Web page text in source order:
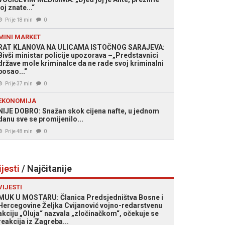
znate...“
Prije 18 min 0
MARKET
KLANOVA NA ULICAMA ISTOČNOG SARAJEVA:
ministar policije upozorava –„Predstavnici
mole kriminalce da ne rade svoj kriminalni
Prije 37 min 0
DOBRO: Snažan skok cijena nafte, u jednom
sve se promijenilo...
Prije 48 min 0
/ Najčitanije
U MOSTARU: Članica Predsjedništva Bosne i
Željka Cvijanović vojno-redarstvenu
„Oluja“ nazvala „zločinačkom“, očekuje se
iz Zagreba...